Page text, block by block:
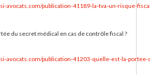
avocats.com/publication-41189-la-tva-un-risque-
du secret médical en cas de contrôle fiscal ?
avocats.com/publication-41203-quelle-est-la-